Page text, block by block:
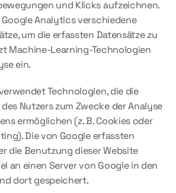
und Klicks aufzeichnen.
Analytics verschiedene
um die erfassten Datensätze zu
Machine-Learning-Technologien
ein.
Technologien, die die
Nutzers zum Zwecke der Analyse
ermöglichen (z. B. Cookies oder
Die von Google erfassten
die Benutzung dieser Website
an einen Server von Google in den
dort gespeichert.